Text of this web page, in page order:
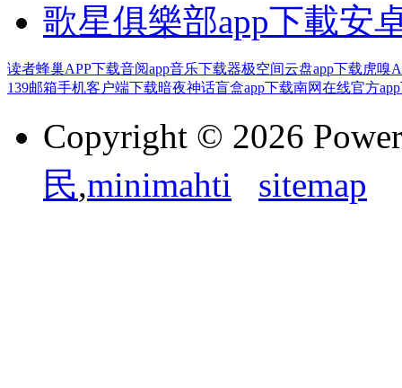
歌星俱樂部app下載安
读者蜂巢APP下载音阅app音乐下载器极空间云盘app下载虎嗅
139邮箱手机客户端下载暗夜神话盲盒app下载南网在线官方
Copyright © 2026
民,minimahti sitemap